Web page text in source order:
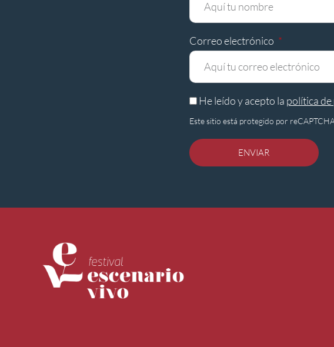
Correo electrónico
He leído y acepto la política
Este sitio está protegido por
ENVIAR